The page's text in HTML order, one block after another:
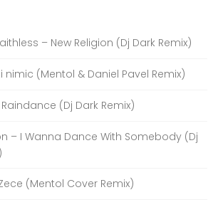
– New Religion (Dj Dark Remix)
nimic (Mentol & Daniel Pavel Remix)
(Dj Dark Remix)
– I Wanna Dance With Somebody (Dj
(Mentol Cover Remix)